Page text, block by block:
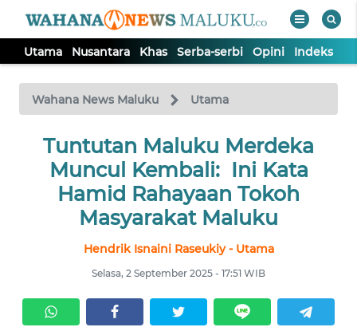
Utama Nusantara Khas Serba-serbi Opini Indeks
Wahana News Maluku Utama
Tuntutan Maluku Merdeka
Muncul Kembali: Ini Kata
Hamid Rahayaan Tokoh
Masyarakat Maluku
Hendrik Isnaini Raseukiy - Utama
Selasa, 2 September 2025 - 17:51 WIB
TV
Tutup
UTAMA
NUSANTARA
SERBI